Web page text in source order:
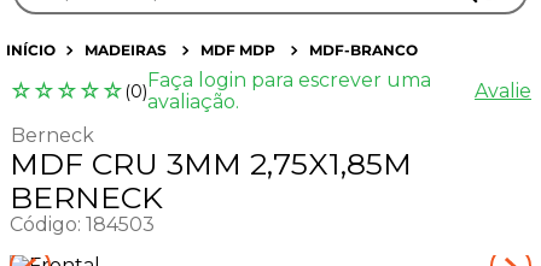
MADEIRAS MDF MDP MDF-BRANCO
☆☆☆☆☆ (0) Faça login para escrever uma
avaliação.
Avalie
Berneck
MDF CRU 3MM 2,75X1,85M
BERNECK
Código: 184503
TERMOS MAIS BUSCADOS
1º
sarrafo
2º
compensados
3º
compensado naval
4º
bagum
5
tapa furo